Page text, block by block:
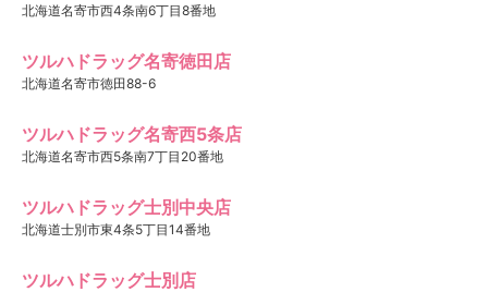
北海道名寄市西4条南6丁目8番地
ツルハドラッグ名寄徳田店
北海道名寄市徳田88-6
ツルハドラッグ名寄西5条店
北海道名寄市西5条南7丁目20番地
ツルハドラッグ士別中央店
北海道士別市東4条5丁目14番地
ツルハドラッグ士別店